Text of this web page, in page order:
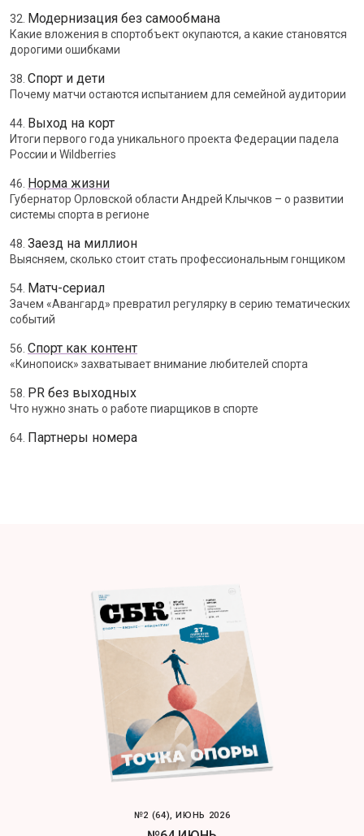
32. Модернизация без самообмана
Какие вложения в спортобъект окупаются, а какие становятся
дорогими ошибками
38. Спорт и дети
Почему матчи остаются испытанием для семейной аудитории
44. Выход на корт
Итоги первого года уникального проекта Федерации падела
России и Wildberries
46. Норма жизни
Губернатор Орловской области Андрей Клычков – о развитии
системы спорта в регионе
48. Заезд на миллион
Выясняем, сколько стоит стать профессиональным гонщиком
54. Матч-сериал
Зачем «Авангард» превратил регулярку в серию тематических
событий
56. Спорт как контент
«Кинопоиск» захватывает внимание любителей спорта
58. PR без выходных
Что нужно знать о работе пиарщиков в спорте
64. Партнеры номера
№2 (64), ИЮНЬ 2026